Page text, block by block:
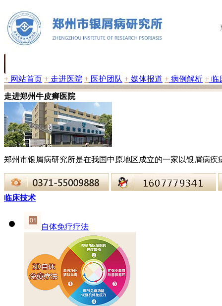
+ 网站首页 + 走进医院 + 医护团队 + 媒体报道 + 病例解析 + 临
走进郑州牛皮癣医院
郑州市银屑病研究所是在我国中原地区成立的一家以银屑病疾
临床技术
自体免疗疗法